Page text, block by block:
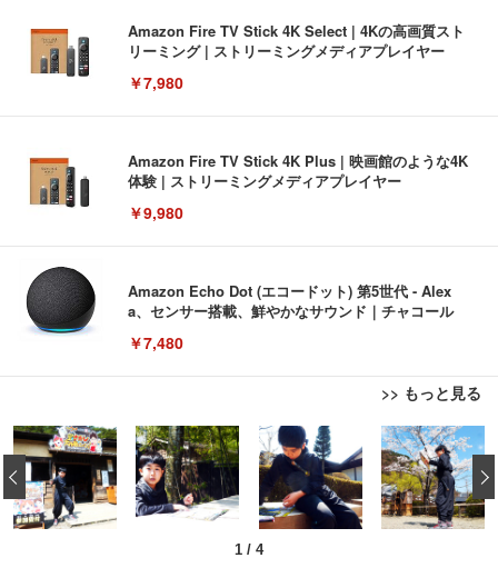
Amazon Fire TV Stick 4K Select | 4Kの高画質スト
リーミング | ストリーミングメディアプレイヤー
￥7,980
Amazon Fire TV Stick 4K Plus | 映画館のような4K
体験 | ストリーミングメディアプレイヤー
￥9,980
Amazon Echo Dot (エコードット) 第5世代 - Alex
a、センサー搭載、鮮やかなサウンド｜チャコール
￥7,480
>> もっと見る
[EdoErgo] オフィスチェア 椅子 テレワーク 疲れな
い 跳ね上げ式アームレスト コンパクト 約105度ロッ
キング pc 事務椅子 360度回転 座面昇降 強化ナイロ
ン樹脂ベース 通気性メッシュ 在宅ワーク H-WY01
(黒網+黒枠+黒足)
￥5,699
EIZO ビジネス向けプレミアムモニター | FlexScan
EV3240X-WT | 31.5型4K UHD・USB Type-C・ホワ
イト
￥105,595
Amazonベーシック ペットシーツ 薄型 レギュラー 1
回使い捨て 無香料 ホワイト 300枚
￥3,373
1 / 4
‹